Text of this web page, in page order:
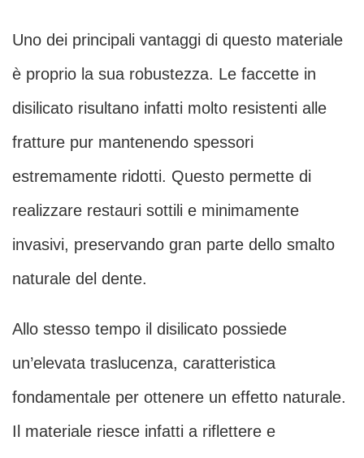
Uno dei principali vantaggi di questo materiale
è proprio la sua robustezza. Le faccette in
disilicato risultano infatti molto resistenti alle
fratture pur mantenendo spessori
estremamente ridotti. Questo permette di
realizzare restauri sottili e minimamente
invasivi, preservando gran parte dello smalto
naturale del dente.
Allo stesso tempo il disilicato possiede
un’elevata traslucenza, caratteristica
fondamentale per ottenere un effetto naturale.
Il materiale riesce infatti a riflettere e